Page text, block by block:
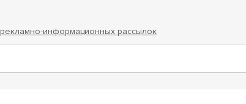
рекламно-информационных рассылок